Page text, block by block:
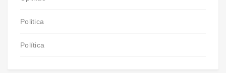
Politica
Política